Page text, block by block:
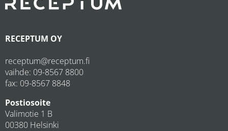
RECEPTUM OY
receptum@receptum.fi
vaihde: 09-8567 8800
fax: 09-8567 8848
Postiosoite
Valimotie 1 B
00380 Helsinki